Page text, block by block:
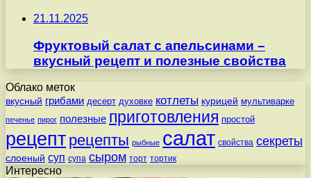
21.11.2025
Фруктовый салат с апельсинами –
вкусный рецепт и полезные свойства
Облако меток
вкусный грибами десерт духовке котлеты курицей мультиварке
печенье пирог полезные приготовления простой
рецепт рецепты рыбные салат свойства секреты
слоеный суп супа сыром торт тортик
Интересно